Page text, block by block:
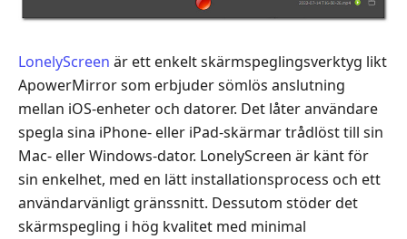
LonelyScreen är ett enkelt skärmspeglingsverktyg likt
ApowerMirror som erbjuder sömlös anslutning
mellan iOS-enheter och datorer. Det låter användare
spegla sina iPhone- eller iPad-skärmar trådlöst till sin
Mac- eller Windows-dator. LonelyScreen är känt för
sin enkelhet, med en lätt installationsprocess och ett
användarvänligt gränssnitt. Dessutom stöder det
skärmspegling i hög kvalitet med minimal